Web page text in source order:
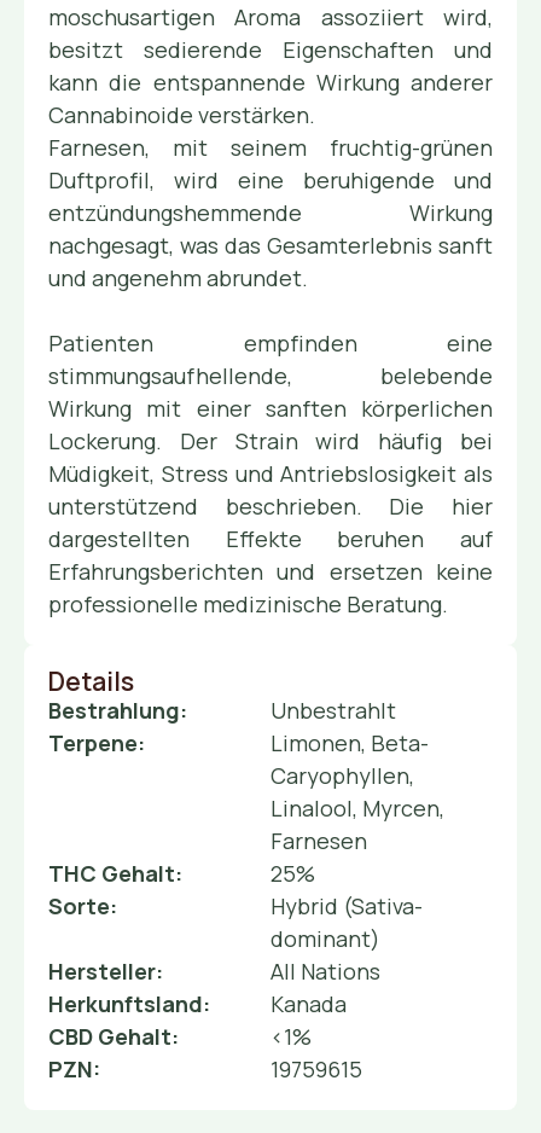
moschusartigen Aroma assoziiert wird,
besitzt sedierende Eigenschaften und
kann die entspannende Wirkung anderer
Cannabinoide verstärken.
Farnesen, mit seinem fruchtig-grünen
Duftprofil, wird eine beruhigende und
entzündungshemmende Wirkung
nachgesagt, was das Gesamterlebnis sanft
und angenehm abrundet.
Patienten empfinden eine
stimmungsaufhellende, belebende
Wirkung mit einer sanften körperlichen
Lockerung. Der Strain wird häufig bei
Müdigkeit, Stress und Antriebslosigkeit als
unterstützend beschrieben. Die hier
dargestellten Effekte beruhen auf
Erfahrungsberichten und ersetzen keine
professionelle medizinische Beratung.
Details
Bestrahlung:
Unbestrahlt
Terpene:
Limonen, Beta-
Caryophyllen,
Linalool, Myrcen,
Farnesen
THC Gehalt:
25%
Sorte:
Hybrid (Sativa-
dominant)
Hersteller:
All Nations
Herkunftsland:
Kanada
CBD Gehalt:
<1%
PZN:
19759615